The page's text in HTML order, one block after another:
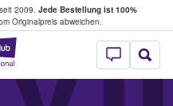
2009. Jede Bestellung ist 100%
Originalpreis abweichen.
StubHub - Wo